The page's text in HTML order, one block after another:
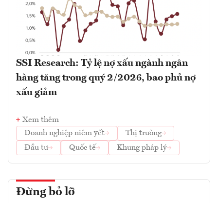
SSI Research: Tỷ lệ nợ xấu ngành ngân
hàng tăng trong quý 2/2026, bao phủ nợ
xấu giảm
Xem thêm
Doanh nghiệp niêm yết
Thị trường
Đầu tư
Quốc tế Khung pháp lý
Đừng bỏ lỡ